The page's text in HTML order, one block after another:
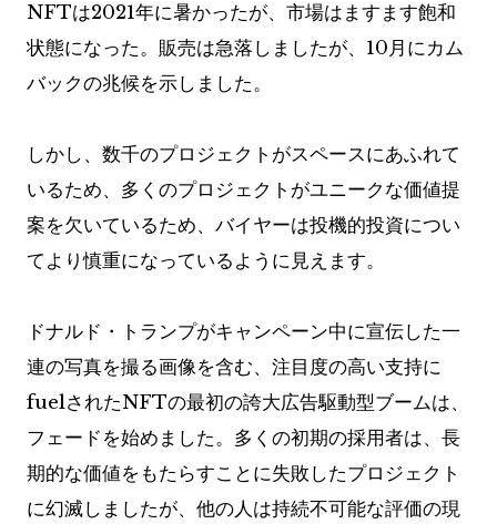
NFTは2021年に暑かったが、市場はますます飽和
状態になった。販売は急落しましたが、10月にカム
バックの兆候を示しました。
しかし、数千のプロジェクトがスペースにあふれて
いるため、多くのプロジェクトがユニークな価値提
案を欠いているため、バイヤーは投機的投資につい
てより慎重になっているように見えます。
ドナルド・トランプがキャンペーン中に宣伝した一
連の写真を撮る画像を含む、注目度の高い支持に
fuelされたNFTの最初の誇大広告駆動型ブームは、
フェードを始めました。多くの初期の採用者は、長
期的な価値をもたらすことに失敗したプロジェクト
に幻滅しましたが、他の人は持続不可能な評価の現